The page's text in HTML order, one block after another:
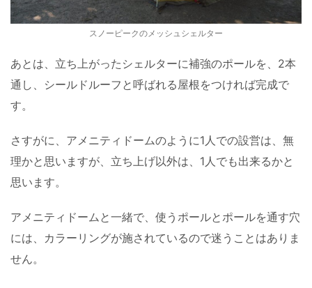
スノーピークのメッシュシェルター
あとは、立ち上がったシェルターに補強のポールを、2本
通し、シールドルーフと呼ばれる屋根をつければ完成で
す。
さすがに、アメニティドームのように1人での設営は、無
理かと思いますが、立ち上げ以外は、1人でも出来るかと
思います。
アメニティドームと一緒で、使うポールとポールを通す穴
には、カラーリングが施されているので迷うことはありま
せん。